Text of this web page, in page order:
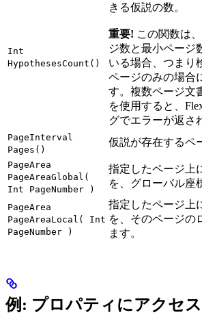
Int
HypothesesCount()
きる仮説の数。
重要! この関数は
ジ数と最小ページ
いる場合、つまり
ページのみの場合
す。複数ページ文
を使用すると、
グでエラーが返さ
PageInterval
Pages()
仮説が存在するペ
PageArea
PageAreaGlobal(
Int PageNumber )
指定したページ上
を、グローバル座
PageArea
PageAreaLocal( Int
PageNumber )
指定したページ上
を、そのページの
ます。
例: プロパティにアクセ